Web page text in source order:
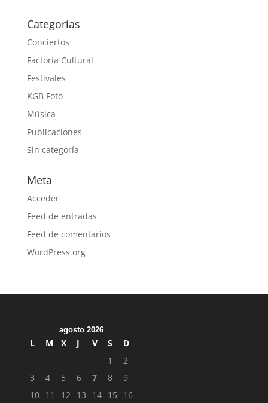
Categorías
Conciertos
Factoría Cultural
Festivales
KGB Foto
Música
Publicaciones
Sin categoría
Meta
Acceder
Feed de entradas
Feed de comentarios
WordPress.org
agosto 2026
L M X J V S
D
1
2
3
4 5 6 7 8
9
10 11 12 13 14 15
16